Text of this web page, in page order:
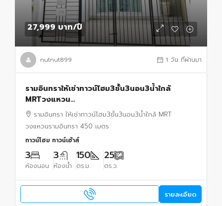
27,999 บาท/ปี
nutnut899 1 วัน ที่ผ่านมา
รามอินทราให้เช่าทาวน์โฮม3ชั้น3นอน3น้ำใกล้
MRTวงแหวน
รามอินทรา450ม.25ตร.ว.150ตร.ม.เฟอร์ครบ โต๊ะกิน
ข้าว โซฟา เตียงนอน แอร์4 พร้อมเข้าอยู่
รามอินทรา ให้เช่าทาวน์โฮม3ชั้น3นอน3น้ำใกล้ MRT
วงแหวนรามอินทรา 450 เมตร
ทาวน์โฮม ทาวน์เฮ้าส์
3
ห้องนอน
3
ห้องน้ำ
150
ตร.ม.
25
ตร.ว.
รายละเอียด